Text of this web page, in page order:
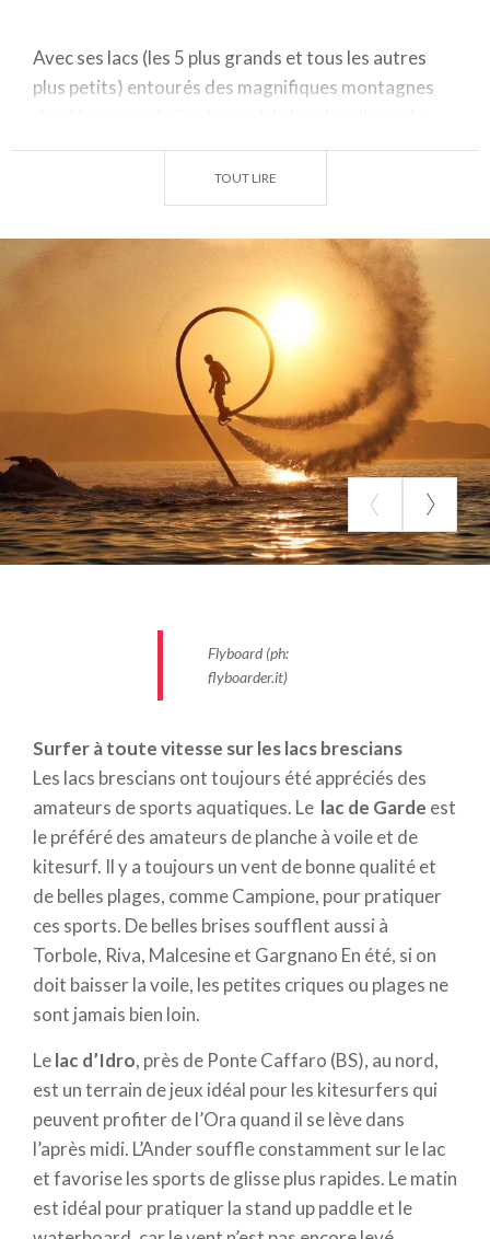
Avec ses lacs (les 5 plus grands et tous les autres
plus petits) entourés des magnifiques montagnes
terrain de jeux idéal.
Nouveaux sports aquatiques : le wakeboard pour
les sensations, et le stand up paddle board pour
profiter du paysage en toute sérénité.
Ces nouveaux sports, souvent extrêmes, peuvent
être fatigants, mais ils sont particulièrement
wakeboard
, se pratique sur une
planche qui ressemble à un snowboard avec les
attaches pour les pieds. Vous pouvez sauter,
cabrioler, et faire toute sorte de sauts, vous êtes
tiré par un bateau à moteur. On peut aussi le
pratiquer en version wakeskate (sur une planche
antidérapante), sitwake (assis), ou tiré par un câble
flyboard
spectaculaires : tiré ou non par un jetski, la poussée
du propulseur est transmise aux bottes et au gilet,
Lekitesurffait aussi monter l’adrénaline, vous
pourrez surfer entre les nuages et faire des
acrobaties entre ciel et eau. Qu’est-ce qu’il vous
faut ? Du vent, une planche et une voile que vous
contrôlerez avec une poignée en trapèze.
Lastand up paddle boardest le sport aquatique
parfait pour ceux qui préfèrent un été plus au calme.
Pas besoin de compétences spéciales. Une planche,
une pagaie … et un peu d’équilibre pour ne pas
tomber à l’eau !
Viennent s’ajouter aux sports aquatiques les plus
connus toute une gamme de nouvelles activités
tendances
comme le subwing, une sorte de plongée avec tuba
sur une planche tirée par un bateau, ou lewingfoil
TOUT LIRE
Flyboard (ph:
flyboarder.it)
Surfer à toute vitesse sur les lacs brescians
Les lacs brescians ont toujours été appréciés des
amateurs de sports aquatiques. Le lac de Garde est
le préféré des amateurs de planche à voile et de
kitesurf. Il y a toujours un vent de bonne qualité et
de belles plages, comme Campione, pour pratiquer
ces sports. De belles brises soufflent aussi à
Torbole, Riva, Malcesine et Gargnano En été, si on
doit baisser la voile, les petites criques ou plages ne
sont jamais bien loin.
Lelac d’Idro, près de Ponte Caffaro (BS), au nord,
est un terrain de jeux idéal pour les kitesurfers qui
peuvent profiter de l’Ora quand il se lève dans
l’après midi. L’Ander souffle constamment sur le lac
et favorise les sports de glisse plus rapides. Le matin
est idéal pour pratiquer la stand up paddle et le